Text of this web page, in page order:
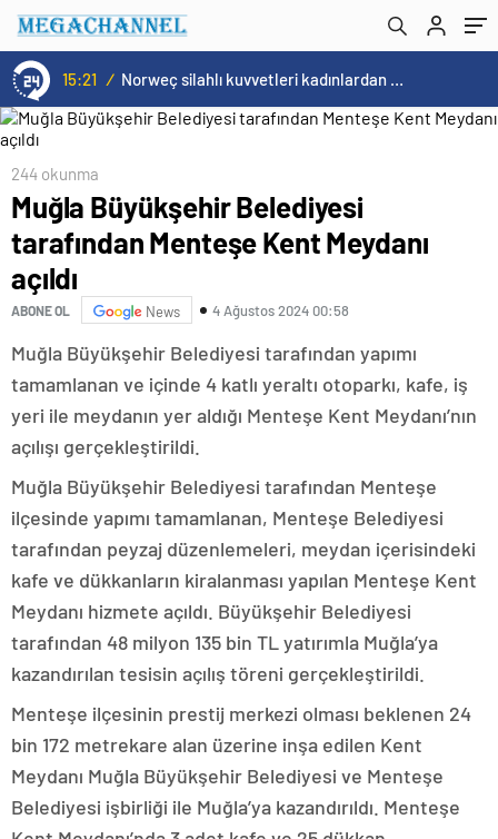
15:20 /
244 okunma
Muğla Büyükşehir Belediyesi
tarafından Menteşe Kent Meydanı
açıldı
ABONE OL News 4 Ağustos 2024 00:58
Muğla Büyükşehir Belediyesi tarafından yapımı
tamamlanan ve içinde 4 katlı yeraltı otoparkı, kafe, iş
yeri ile meydanın yer aldığı Menteşe Kent Meydanı’nın
açılışı gerçekleştirildi.
Muğla Büyükşehir Belediyesi tarafından Menteşe
ilçesinde yapımı tamamlanan, Menteşe Belediyesi
tarafından peyzaj düzenlemeleri, meydan içerisindeki
kafe ve dükkanların kiralanması yapılan Menteşe Kent
Meydanı hizmete açıldı. Büyükşehir Belediyesi
tarafından 48 milyon 135 bin TL yatırımla Muğla’ya
kazandırılan tesisin açılış töreni gerçekleştirildi.
Menteşe ilçesinin prestij merkezi olması beklenen 24
bin 172 metrekare alan üzerine inşa edilen Kent
Meydanı Muğla Büyükşehir Belediyesi ve Menteşe
Belediyesi işbirliği ile Muğla’ya kazandırıldı. Menteşe